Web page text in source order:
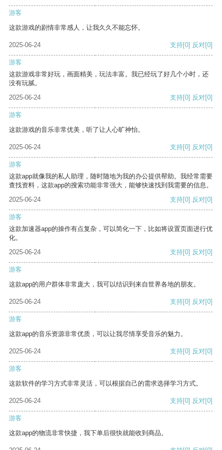
游客
这款游戏的剧情非常感人，让我久久不能忘怀。
2025-06-24 支持[0] 反对[0]
游客
这款游戏非常好玩，画面精美，玩法丰富。我已经玩了好几个小时，还
没有玩腻。
2025-06-24
支持[0] 反对[0]
游客
这款游戏的音乐非常优美，听了让人心旷神怡。
2025-06-24 支持[0] 反对[0]
游客
这款app就像我的私人助理，随时随地为我的办公提供帮助。我经常需要
查找资料，这款app的搜索功能非常强大，能够快速找到我需要的信息。
2025-06-24
支持[0] 反对[0]
游客
这款加速器app的操作有点复杂，可以简化一下，比如将设置页面进行优
化。
2025-06-24
支持[0] 反对[0]
游客
这款app的用户群体非常庞大，我可以结识到来自世界各地的朋友。
2025-06-24 支持[0] 反对[0]
游客
这款app的音乐资源非常优质，可以让我尽情享受音乐的魅力。
2025-06-24 支持[0] 反对[0]
游客
这款软件的学习方式非常灵活，可以根据自己的需求选择学习方式。
2025-06-24 支持[0] 反对[0]
游客
这款app的物流非常快捷，我下单后很快就能收到商品。